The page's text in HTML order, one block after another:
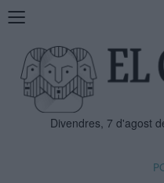
Mostra
navegació
Divendres, 7 d'agost